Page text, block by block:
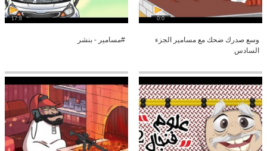
0:0
وسع صدرك ضحك مع مسامير الجزء
السادس
17:8
#مسامير - بنشر